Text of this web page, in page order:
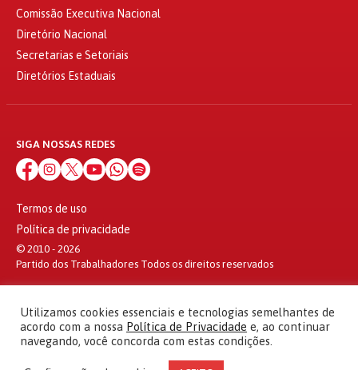
Comissão Executiva Nacional
Diretório Nacional
Secretarias e Setoriais
Diretórios Estaduais
SIGA NOSSAS REDES
Termos de uso
Política de privacidade
© 2010 - 2026
Partido dos Trabalhadores Todos os direitos reservados
Utilizamos cookies essenciais e tecnologias semelhantes de
acordo com a nossa Política de Privacidade e, ao continuar
navegando, você concorda com estas condições.